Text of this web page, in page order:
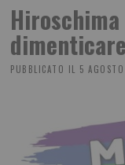
dimenticare
PUBBLICATO IL 5